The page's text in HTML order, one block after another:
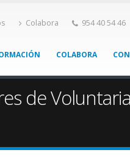
Colabora 954 40 54 46
COLABORA
de